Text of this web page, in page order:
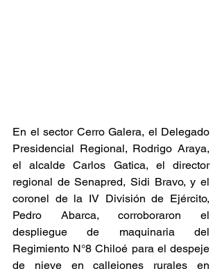
En el sector Cerro Galera, el Delegado
Presidencial Regional, Rodrigo Araya,
el alcalde Carlos Gatica, el director
regional de Senapred, Sidi Bravo, y el
coronel de la IV División de Ejército,
Pedro Abarca, corroboraron el
despliegue de maquinaria del
Regimiento N°8 Chiloé para el despeje
de nieve en callejones rurales en